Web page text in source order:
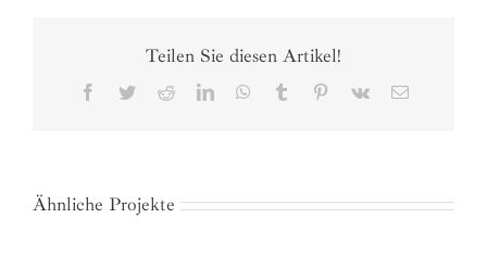
Teilen Sie diesen Artikel!
Facebook
TwitterRedditLinkedInWhatsApp
Tumblr Pinterest
Vk
E-
Ähnliche Projekte